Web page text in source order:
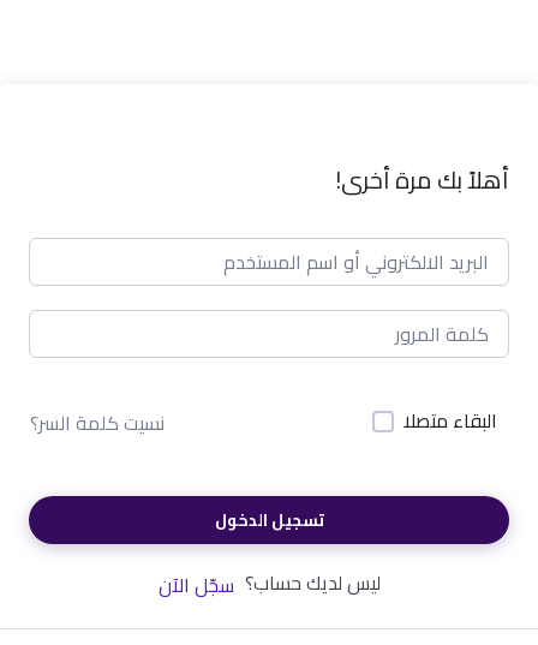
أهلاً بك مرة أخرى!
البقاء متصلا نسيت كلمة السر؟
تسجيل الدخول
ليس لديك حساب؟ سجّل الآن